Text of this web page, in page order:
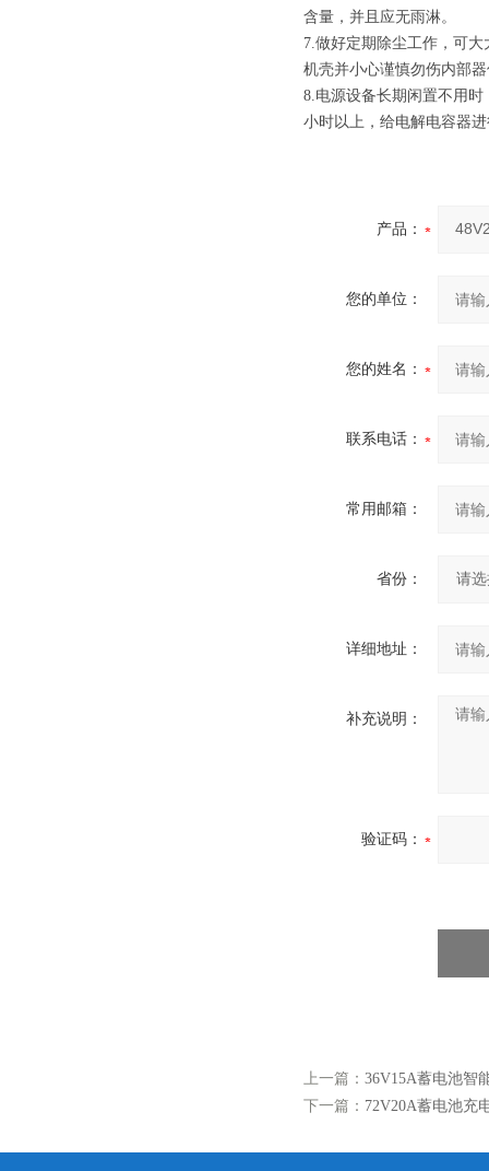
含量，并且应无雨淋。
7.做好定期除尘工作，可
机壳并小心谨慎勿伤内部
8.电源设备长期闲置不用
小时以上，给电解电容器
产品：
您的单位：
您的姓名：
联系电话：
常用邮箱：
省份：
详细地址：
补充说明：
验证码：
上一篇： 36V15A蓄电池智
下一篇： 72V20A蓄电池充